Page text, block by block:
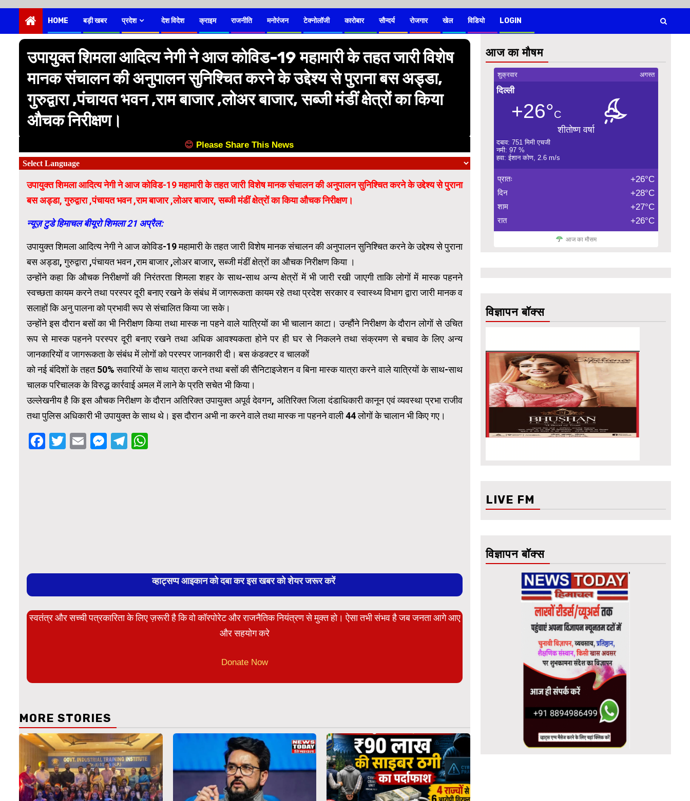
HOME बड़ी खबर प्रदेश देश विदेश क्राइम राजनीति मनोरंजन टेक्नोलॉजी कारोबार सौन्दर्य रोजगार खेल विडियो LOGIN
उपायुक्त शिमला आदित्य नेगी ने आज कोविड-19 महामारी के तहत जारी विशेष
मानक संचालन की अनुपालन सुनिश्चित करने के उद्देश्य से पुराना बस अड्डा,
गुरुद्वारा ,पंचायत भवन ,राम बाजार ,लोअर बाजार, सब्जी मंडीं क्षेत्रों का किया
औचक निरीक्षण।
😊 Please Share This News
उपायुक्त शिमला आदित्य नेगी ने आज कोविड-19 महामारी के तहत जारी विशेष मानक संचालन की अनुपालन सुनिश्चित करने के उद्देश्य से पुराना
बस अड्डा, गुरुद्वारा ,पंचायत भवन ,राम बाजार ,लोअर बाजार, सब्जी मंडीं क्षेत्रों का किया औचक निरीक्षण।
न्यूज़ टुडे हिमाचल बीयूरो शिमला 21 अप्रैल:
उपायुक्त शिमला आदित्य नेगी ने आज कोविड-19 महामारी के तहत जारी विशेष मानक संचालन की अनुपालन सुनिश्चित करने के उद्देश्य से पुराना
बस अड्डा, गुरुद्वारा ,पंचायत भवन ,राम बाजार ,लोअर बाजार, सब्जी मंडीं क्षेत्रों का औचक निरीक्षण किया ।
उन्होंने कहा कि औचक निरीक्षणों की निरंतरता शिमला शहर के साथ-साथ अन्य क्षेत्रों में भी जारी रखी जाएगी ताकि लोगों में मास्क पहनने
स्वच्छता कायम करने तथा परस्पर दूरी बनाए रखने के संबंध में जागरूकता कायम रहे तथा प्रदेश सरकार व स्वास्थ्य विभाग द्वारा जारी मानक व
सलाहों कि अनु पालना को प्रभावी रूप से संचालित किया जा सके।
उन्होंने इस दौरान बसों का भी निरीक्षण किया तथा मास्क ना पहने वाले यात्रियों का भी चालान काटा। उन्हौंने निरीक्षण के दौरान लोगों से उचित
रूप से मास्क पहनने परस्पर दूरी बनाए रखने तथा अधिक आवश्यकता होने पर ही घर से निकलने तथा संक्रमण से बचाव के लिए अन्य
जानकारियों व जागरूकता के संबंध में लोगों को परस्पर जानकारी दी। बस कंडक्टर व चालकों
को नई बंदिशों के तहत 50% सवारियों के साथ यात्रा करने तथा बसों की सैनिटाइजेशन व बिना मास्क यात्रा करने वाले यात्रियों के साथ-साथ
चालक परिचालक के विरुद्ध कार्रवाई अमल में लाने के प्रति सचेत भी किया।
उल्लेखनीय है कि इस औचक निरीक्षण के दौरान अतिरिक्त उपायुक्त अपूर्व देवगन, अतिरिक्त जिला दंडाधिकारी कानून एवं व्यवस्था प्रभा राजीव
तथा पुलिस अधिकारी भी उपायुक्त के साथ थे। इस दौरान अभी ना करने वाले तथा मास्क ना पहनने वाली 44 लोगों के चालान भी किए गए।
Facebook
Twitter
EmailMessenger
Telegram
व्हाट्सप्प आइकान को दबा कर इस खबर को शेयर जरूर करें
स्वतंत्र और सच्ची पत्रकारिता के लिए ज़रूरी है कि वो कॉरपोरेट और राजनैतिक नियंत्रण से मुक्त हो। ऐसा तभी संभव है जब जनता आगे आए
और सहयोग करे
Donate Now
MORE STORIES
आज का मौषम
शुक्रवार अगस्त
दिल्ली
+26°C
शीतोष्ण वर्षा
दबाव: 751 मिमी एचजी
नमी: 97 %
हवा: ईशान कोण, 2.6 m/s
प्रातः +26°C
दिन +28°C
शाम +27°C
रात +26°C
आज का मौसम
विज्ञापन बॉक्स
LIVE FM
विज्ञापन बॉक्स